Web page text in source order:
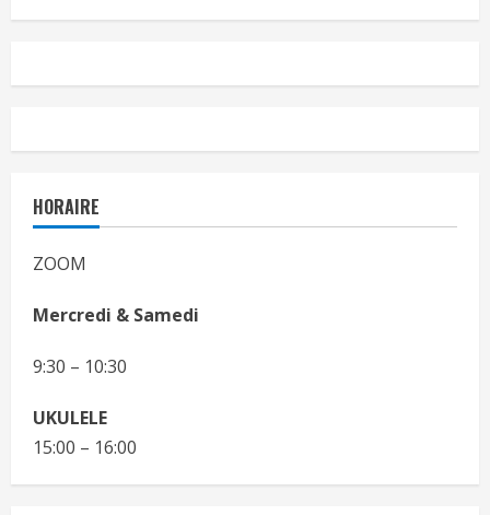
HORAIRE
ZOOM
Mercredi & Samedi
9:30 – 10:30
UKULELE
15:00 – 16:00